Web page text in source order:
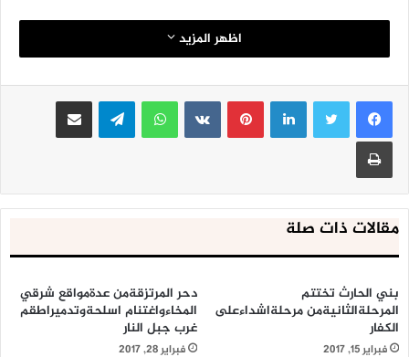
اظهر المزيد
لينكدإنبينتيريست واتساب تيلقرام مشاركة عبر البريد
طباعة
مقالات ذات صلة
بني الحارث تختتم
المرحلةالثانيةمن مرحلةاشداءعلى
الكفار
فبراير 15, 2017
دحر المرتزقةمن عدةمواقع شرقي
المخاءواغتنام اسلحةوتدميراطقم
غرب جبل النار
فبراير 28, 2017